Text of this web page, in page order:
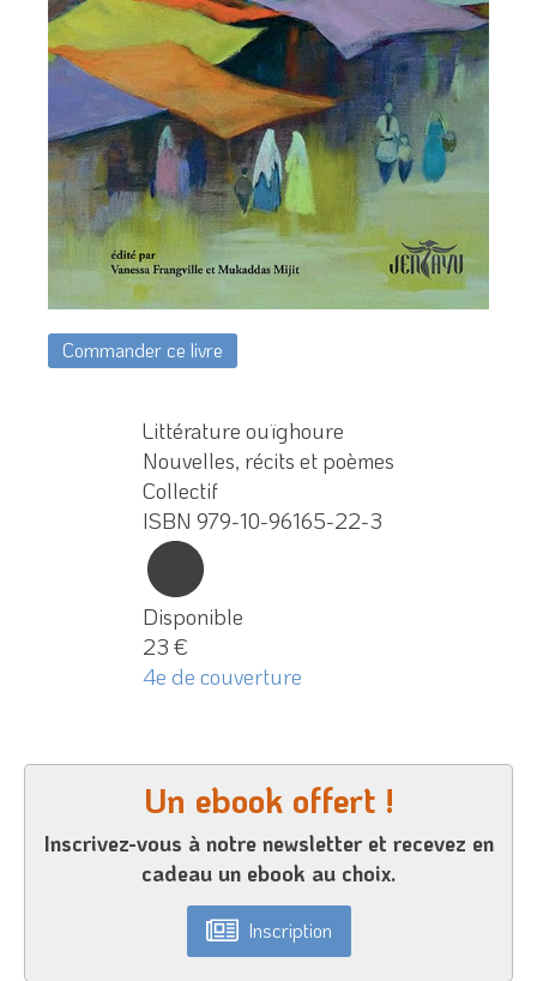
Commander ce livre
Littérature ouïghoure
Nouvelles, récits et poèmes
Collectif
ISBN 979-10-96165-22-3
Disponible
23 €
4e de couverture
Un ebook offert !
Inscrivez-vous à notre newsletter et recevez en
cadeau un ebook au choix.
Inscription